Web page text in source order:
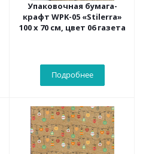
Упаковочная бумага-
крафт WPK-05 «Stilerra»
100 x 70 см, цвет 06 газета
Подробнее